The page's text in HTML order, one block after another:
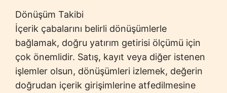
Dönüşüm Takibi
İçerik çabalarını belirli dönüşümlerle
bağlamak, doğru yatırım getirisi ölçümü için
çok önemlidir. Satış, kayıt veya diğer istenen
işlemler olsun, dönüşümleri izlemek, değerin
doğrudan içerik girişimlerine atfedilmesine